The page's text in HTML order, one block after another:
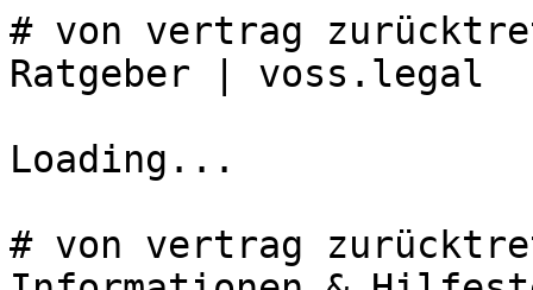
# von vertrag
Ratgeber | voss.legal
Loading...
# von vertrag